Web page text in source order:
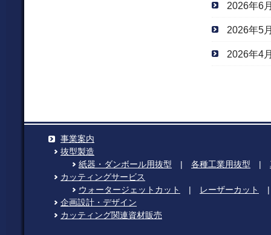
2026年6
2026年5
2026年4
事業案内
抜型製造
紙器・ダンボール用抜型 | 各種工業用抜型 |
カッティングサービス
ウォータージェットカット
| レーザーカット
企画設計・デザイン
カッティング関連資材販売